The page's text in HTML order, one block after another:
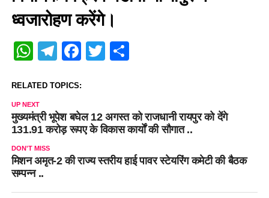
ध्वजारोहण करेंगे।
WhatsApp
Telegram
Facebook
Twitter
Share
RELATED TOPICS:
UP NEXT
मुख्यमंत्री भूपेश बघेल 12 अगस्त को राजधानी रायपुर को देंगे
131.91 करोड़ रूपए के विकास कार्याें की सौगात ..
DON'T MISS
मिशन अमृत-2 की राज्य स्तरीय हाई पावर स्टेयरिंग कमेटी की बैठक
सम्पन्न ..